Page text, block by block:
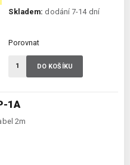
1A
2m
Skladem: dodání 7-14 dní
Porovnat
DO KOŠÍKU